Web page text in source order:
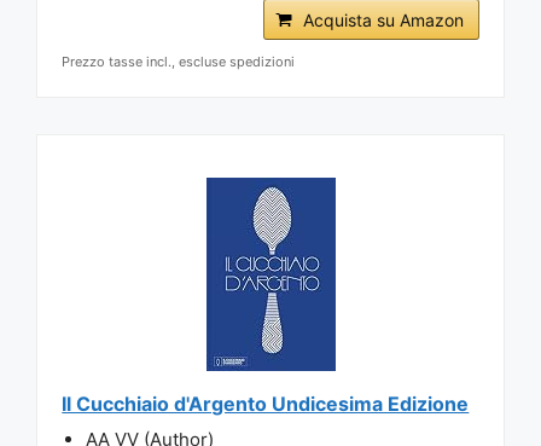
Acquista su Amazon
Prezzo tasse incl., escluse spedizioni
Il Cucchiaio d'Argento Undicesima Edizione
AA VV (Author)